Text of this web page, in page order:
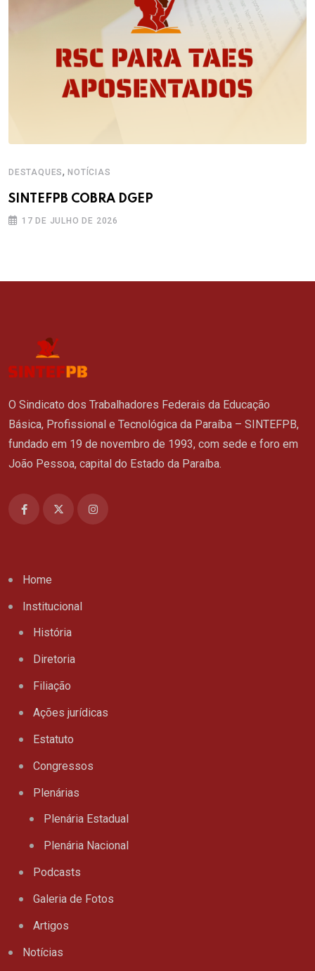
DESTAQUES,NOTÍCIAS
SINTEFPB COBRA DGEP
17 DE JULHO DE 2026
O Sindicato dos Trabalhadores Federais da Educação
Básica, Profissional e Tecnológica da Paraíba – SINTEFPB,
fundado em 19 de novembro de 1993, com sede e foro em
João Pessoa, capital do Estado da Paraíba.
Home
Institucional
História
Diretoria
Filiação
Ações jurídicas
Estatuto
Congressos
Plenárias
Plenária Estadual
Plenária Nacional
Podcasts
Galeria de Fotos
Artigos
Notícias